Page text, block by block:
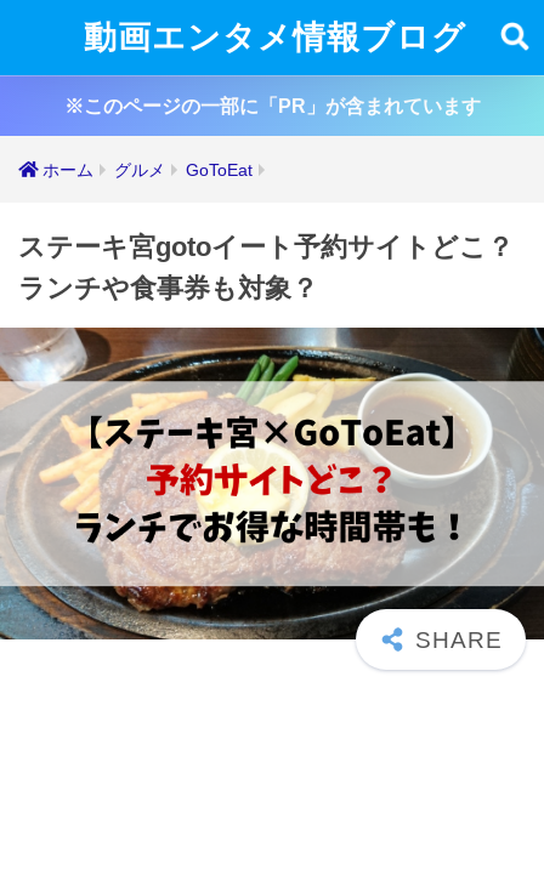
動画エンタメ情報ブログ
※このページの一部に「PR」が含まれています
ホーム グルメ GoToEat
ステーキ宮gotoイート予約サイトどこ？
ランチや食事券も対象？